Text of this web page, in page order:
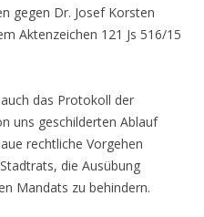
gegen Dr. Josef Korsten
Aktenzeichen 121 Js 516/15
das Protokoll der
uns geschilderten Ablauf
rechtliche Vorgehen
die Ausübung
Mandats zu behindern.